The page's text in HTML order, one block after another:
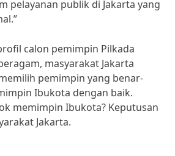
pelayanan publik di Jakarta yang
calon pemimpin Pilkada
masyarakat Jakarta
pemimpin yang benar-
Ibukota dengan baik.
memimpin Ibukota? Keputusan
Jakarta.